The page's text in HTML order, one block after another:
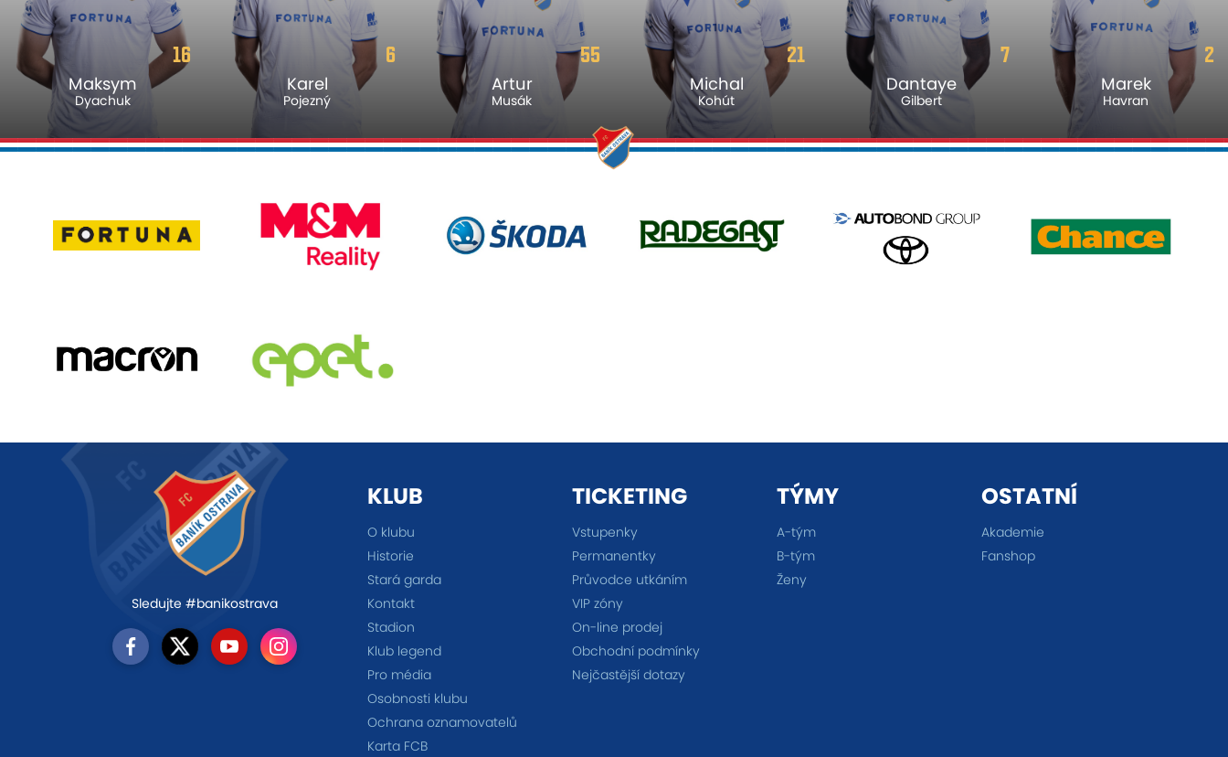
16
Maksym
Dyachuk
6
Karel
Pojezný
55
Artur
Musák
21
Michal
Kohút
7
Dantaye
Gilbert
2
Marek
Havran
Sledujte #banikostrava
KLUB
O klubu
Historie
Stará garda
Kontakt
Stadion
Klub legend
Pro média
Osobnosti klubu
Ochrana oznamovatelů
Karta FCB
TICKETING
Vstupenky
Permanentky
Průvodce utkáním
VIP zóny
On-line prodej
Obchodní podmínky
Nejčastější dotazy
TÝMY
A-tým
B-tým
Ženy
OSTATNÍ
Akademie
Fanshop